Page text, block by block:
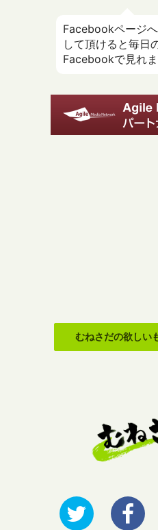
Facebookページ
して頂けると毎日
Facebookで見れま
むねさだの欲しい